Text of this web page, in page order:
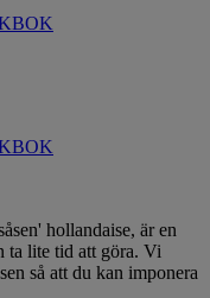
hollandaise, är en
ta lite tid att göra. Vi
så att du kan imponera